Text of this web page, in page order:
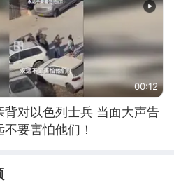
00:12
背对以色列士兵 当面大声告
要害怕他们！